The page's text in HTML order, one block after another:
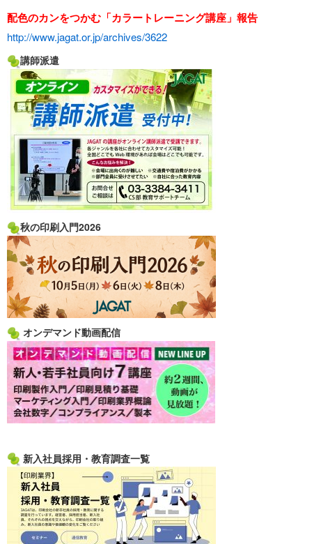
配色のカンをつかむ「カラートレーニング講座」報告
http://www.jagat.or.jp/archives/3622
講師派遣
秋の印刷入門2026
オンデマンド動画配信
新入社員採用・教育調査一覧